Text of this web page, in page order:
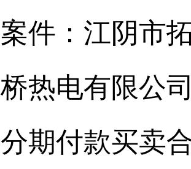
案件：江阴市
桥热电有限公
分期付款买卖